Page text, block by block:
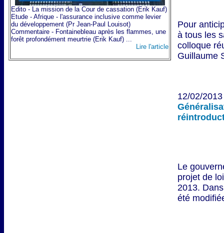
Edito - La mission de la Cour de cassation (Erik Kauf)
Etude - Afrique - l'assurance inclusive comme levier
du développement (Pr Jean-Paul Louisot)
Commentaire - Fontainebleau après les flammes, une
forêt profondément meurtrie (Erik Kauf) ...
Lire l'article
Pour
à tous les
colloque
Guillaume
12/02/
Le
projet de
2013.
été